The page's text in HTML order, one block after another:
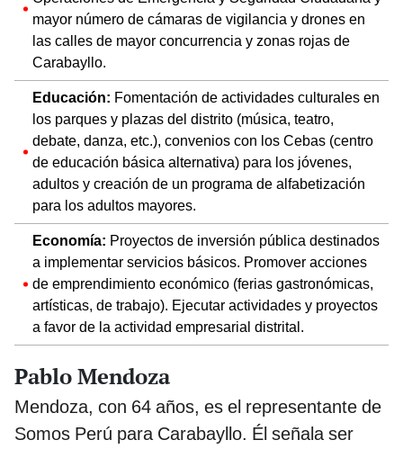
mayor número de cámaras de vigilancia y drones en
las calles de mayor concurrencia y zonas rojas de
Carabayllo.
Educación: Fomentación de actividades culturales en
los parques y plazas del distrito (música, teatro,
debate, danza, etc.), convenios con los Cebas (centro
de educación básica alternativa) para los jóvenes,
adultos y creación de un programa de alfabetización
para los adultos mayores.
Economía: Proyectos de inversión pública destinados
a implementar servicios básicos. Promover acciones
de emprendimiento económico (ferias gastronómicas,
artísticas, de trabajo). Ejecutar actividades y proyectos
a favor de la actividad empresarial distrital.
Pablo Mendoza
Mendoza, con 64 años, es el representante de
Somos Perú para Carabayllo. Él señala ser